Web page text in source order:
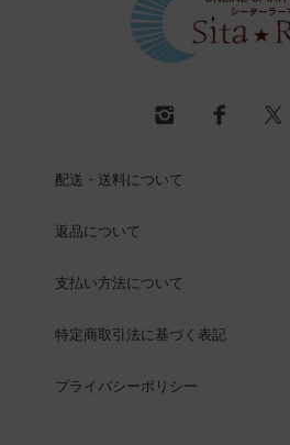
配送・送料について
返品について
支払い方法について
特定商取引法に基づく表記
プライバシーポリシー